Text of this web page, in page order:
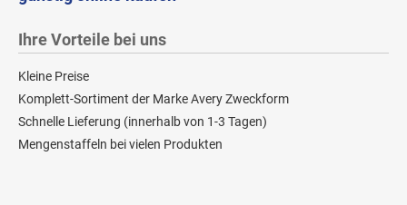
Ihre Vorteile bei uns
Kleine Preise
Komplett-Sortiment der Marke Avery Zweckform
Schnelle Lieferung (innerhalb von 1-3 Tagen)
Mengenstaffeln bei vielen Produkten